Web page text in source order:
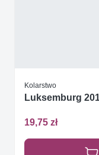
Kolarstwo
Luksemburg
19,75 zł